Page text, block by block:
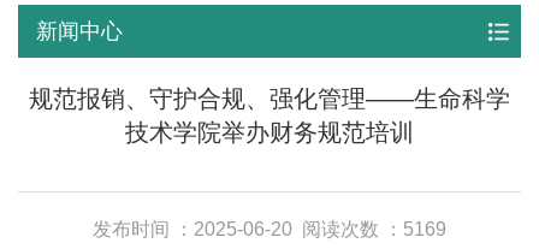
新闻中心
规范报销、守护合规、强化管理——生命科学
技术学院举办财务规范培训
发布时间 ：2025-06-20 阅读次数 ：5169